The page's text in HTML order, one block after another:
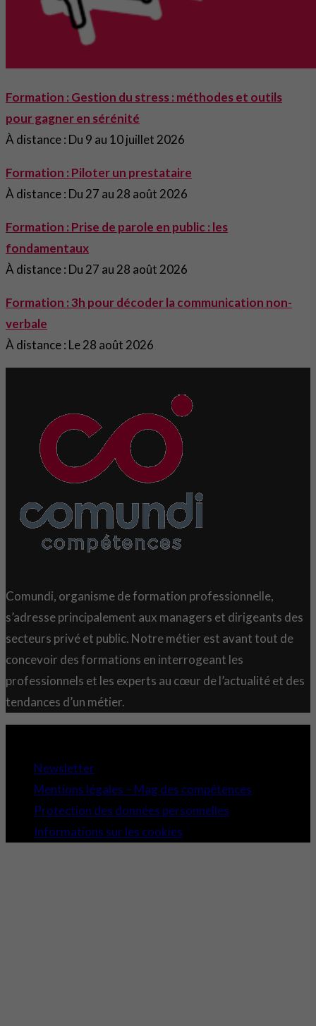
Formation : Gestion du stress : méthodes et outils
pour gagner en sérénité
À distance : Du 9 au 10 juillet 2026
Formation : Piloter un prestataire
À distance : Du 27 au 28 août 2026
Formation : Prise de parole en public : les
fondamentaux
À distance : Du 27 au 28 août 2026
Formation : 3h pour décoder la communication non-
verbale
À distance : Le 28 août 2026
Comundi, organisme de formation professionnelle,
s’adresse principalement aux managers et dirigeants des
secteurs privé et public. Notre métier est avant tout de
concevoir des formations en interrogeant les
professionnels et les experts au cœur de l’actualité et des
tendances d’un métier.
Newsletter
Mentions légales – Mag des compétences
Protection des données personnelles
Informations sur les cookies